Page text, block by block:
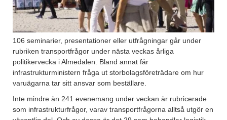
106 seminarier, presentationer eller utfrågningar går under
rubriken transportfrågor under nästa veckas årliga
politikervecka i Almedalen. Bland annat får
infrastrukturministern fråga ut storbolagsföreträdare om hur
varuägarna tar sitt ansvar som beställare.
Inte mindre än 241 evenemang under veckan är rubricerade
som infrastrukturfrågor, varav transportfrågorna alltså utgör en